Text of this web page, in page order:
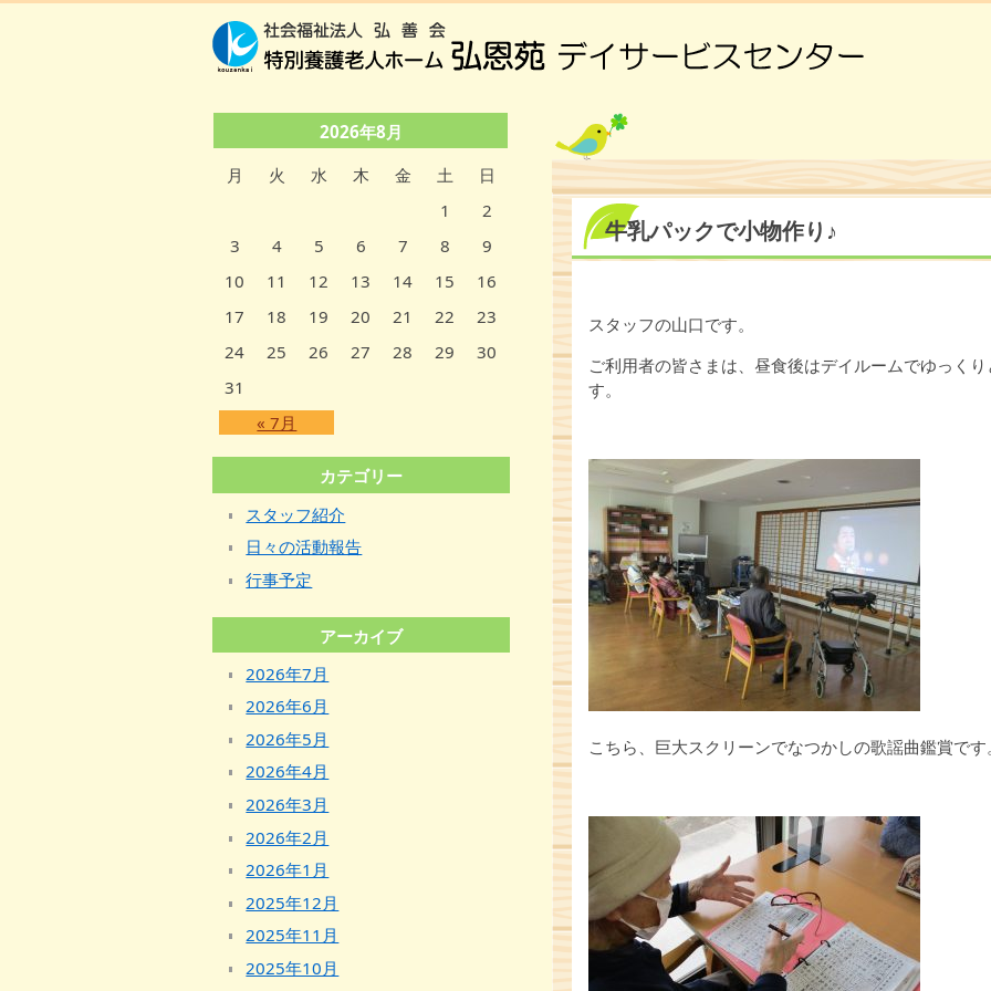
牛乳パックで小物作り♪
スタッフの山口です。
ご利用者の皆さまは、昼食後はデイルームでゆっく
す。
こちら、巨大スクリーンでなつかしの歌謡曲鑑賞です
2026年8月
月
火 水 木 金 土 日
« 7月
1
2
3
4 5 6 7 8
9
10
11 12 13 14 15
16
17
18 19 20 21 22
23
24
25 26 27 28 29
30
31
カテゴリー
スタッフ紹介
日々の活動報告
行事予定
アーカイブ
2026年7月
2026年6月
2026年5月
2026年4月
2026年3月
2026年2月
2026年1月
2025年12月
2025年11月
2025年10月